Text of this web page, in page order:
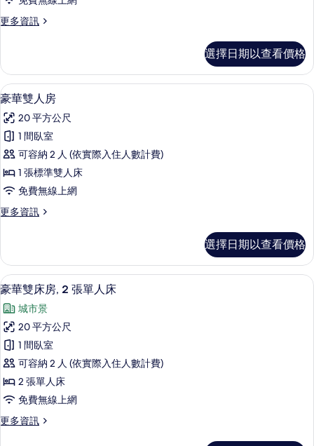
1
標
準
雙
人
床
的
所
有
相
更多資訊
更
單
人
房,
張
標
準
雙
人
床
的
詳
選擇日期以查看價格
顯
示
豪
華
雙
人
的
有
相
片
高級寢具、羽絨被、迷你吧、客房內保
3
豪華雙人房
20 平方公尺
1 間臥室
可容納 2 人 (依實際入住人數計費)
1 張標準雙人床
免費無線上網
更多資訊
更
雙
人
房
詳
情
選擇日期以查看價格
顯
示
豪
華
雙
床
房,
張
5
豪華雙床房, 2 張單人床
城市景
20 平方公尺
1 間臥室
可容納 2 人 (依實際入住人數計費)
2 張單人床
免費無線上網
更多資訊
更